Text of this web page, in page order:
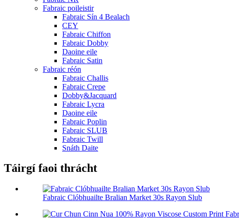
Fabraic poileistir
Fabraic Sín 4 Bealach
CEY
Fabraic Chiffon
Fabraic Dobby
Daoine eile
Fabraic Satin
Fabraic réón
Fabraic Challis
Fabraic Crepe
Dobby&Jacquard
Fabraic Lycra
Daoine eile
Fabraic Poplin
Fabraic SLUB
Fabraic Twill
Snáth Daite
Táirgí faoi thrácht
Fabraic Clóbhuailte Bralian Market 30s Rayon Slub